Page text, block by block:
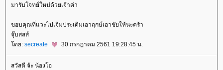
มารับโจทย์ใหม่ด้วยเจ้าค่า
ขอบคุณที่แวะไปเจิมประเดิมเอาฤกษ์เอาชัยให้นะคร้า
จุ๊บสสส์
ดย: secreate 30 กรกฎาคม 2561 19:28:45 น.
สวัสดี จ้ะ น้องโอ